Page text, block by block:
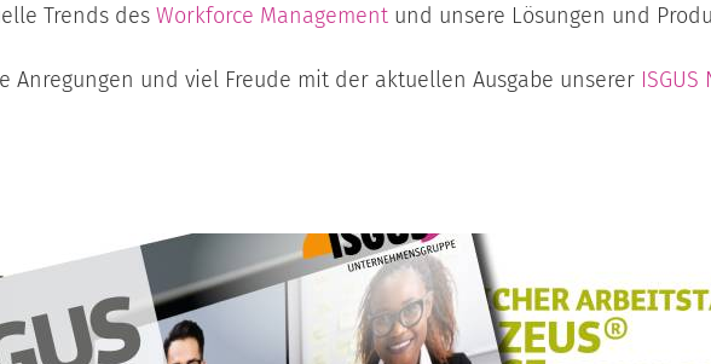
Trends des Workforce Management und unsere Lösungen und
und viel Freude mit der aktuellen Ausgabe unserer ISGUS